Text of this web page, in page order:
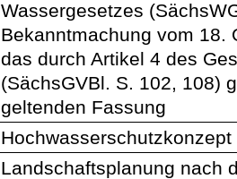
Wassergesetzes
Bekanntmachung vom 18.
das durch Artikel 4 des
(SächsGVBl. S. 102, 108)
geltenden Fassung
Landschaftsplanung nach